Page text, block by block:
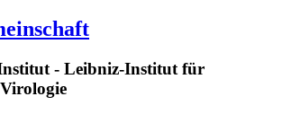
- Leibniz-Institut für